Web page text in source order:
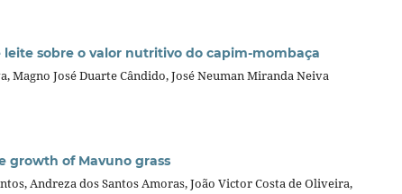
sobre o valor nutritivo do capim-mombaça
Magno José Duarte Cândido, José Neuman Miranda Neiva
growth of Mavuno grass
Andreza dos Santos Amoras, João Victor Costa de Oliveira,